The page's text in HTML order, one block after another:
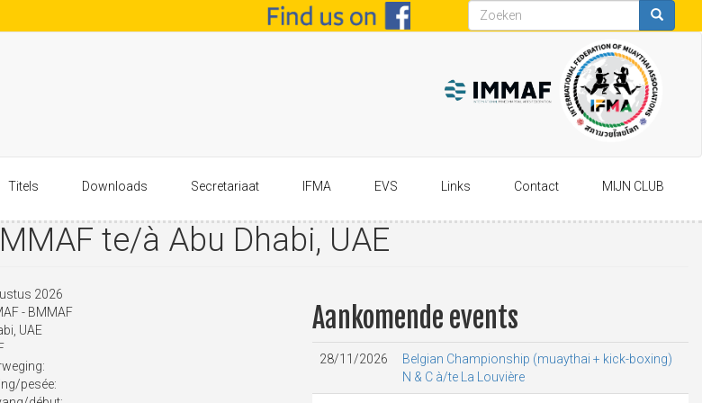
Zoekveld
Titels Downloads Secretariaat IFMA EVS Links Contact MIJN CLUB
te/à Abu Dhabi, UAE
2026
- BMMAF
UAE
pesée:
Aankomende events
28/11/2026
Belgian Championship (muaythai + kick-boxing)
N & C à/te La Louvière